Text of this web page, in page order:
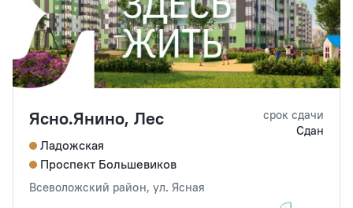
Ясно.Янино, Лес
Ладожская
Проспект Большевиков
Всеволожский район, ул. Ясная
срок сдачи
Сдан